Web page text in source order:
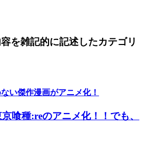
を雑記的に記述したカテゴリ
い傑作漫画がアニメ化！
喰種:reのアニメ化！！でも、